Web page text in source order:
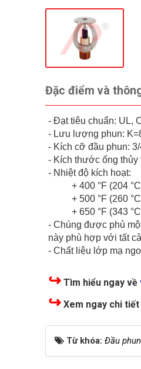
Đặc điểm và
- Đạt tiêu chuẩn: UL,
- Lưu lượng phun:
- Kích cỡ đầu phun:
- Kích thước ống thủy
- Nhiệt độ kích hoạt:
+ 400 °F (204
+ 500 °F (260
+ 650 °F (343
- Chúng được phủ
này phù hợp với tất
- Chất liệu lớp mạ
↪ Tìm hiểu ngay về
↪ Xem ngay chi tiết
Từ khóa: Đầu